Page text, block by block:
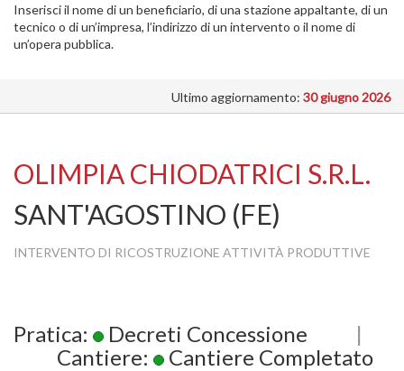
RICOSTRUZIONE
ATTIVITÀ
INTERVENTI
SI
Inserisci il nome di un beneficiario, di una stazione appaltante, di un
tecnico o di un’impresa, l’indirizzo di un intervento o il nome di
un’opera pubblica.
Ultimo aggiornamento: 30 giugno 2026
OLIMPIA CHIODATRICI S.R.L.
SANT'AGOSTINO (FE)
INTERVENTO DI RICOSTRUZIONE ATTIVITÀ PRODUTTIVE
Pratica: Decreti Concessione
|
Cantiere:
Cantiere Completato